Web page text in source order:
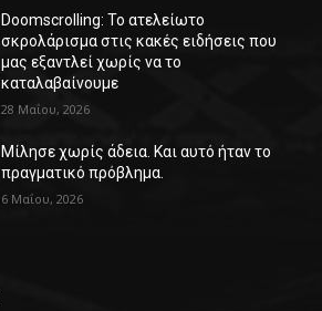
Doomscrolling: Το ατελείωτο
σκρολάρισμα στις κακές ειδήσεις που
μας εξαντλεί χωρίς να το
καταλαβαίνουμε
28 Μαΐου, 2026
Μίλησε χωρίς άδεια. Και αυτό ήταν το
πραγματικό πρόβλημα.
6 Μαΐου, 2026